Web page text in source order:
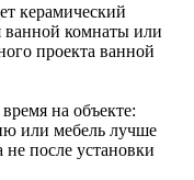
керамический
ванной комнаты или
проекта ванной
на объекте:
или мебель лучше
не после установки